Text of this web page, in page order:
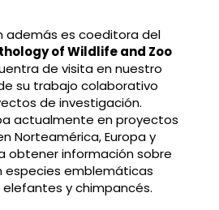
además es coeditora del
of Wildlife and Zoo
de visita en nuestro
su trabajo colaborativo
de investigación.
actualmente en proyectos
Norteamérica, Europa y
obtener información sobre
especies emblemáticas
y chimpancés.